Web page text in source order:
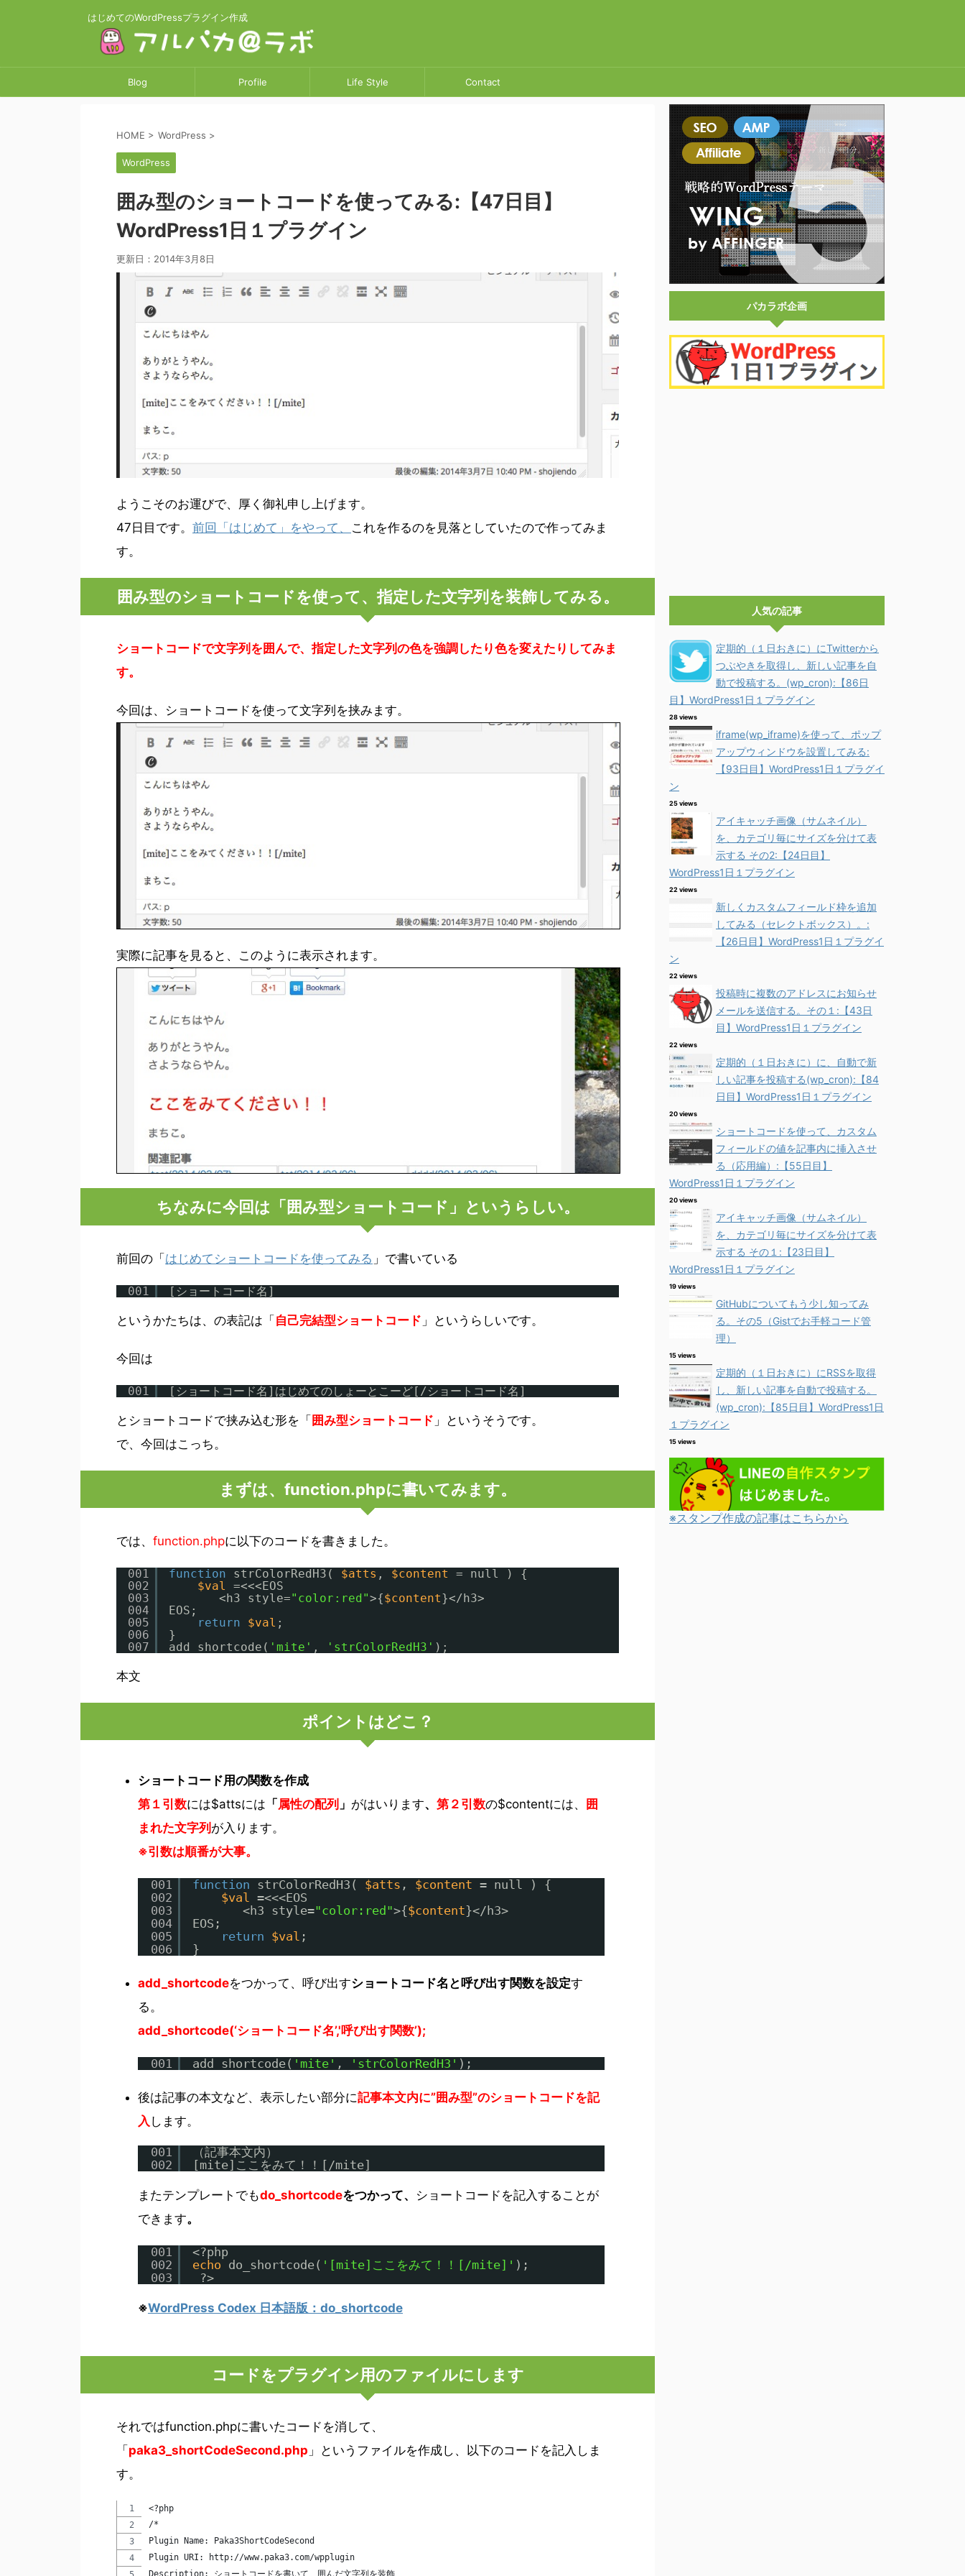
はじめてのWordPressプラグイン作成
Blog Profile Life Style Contact
HOME > WordPress >
WordPress
囲み型のショートコードを使ってみる:【47日目】
WordPress1日１プラグイン
更新日： 2014年3月8日
ようこそのお運びで、厚く御礼申し上げます。
47日目です。 前回「はじめて」をやって、 これを作るのを見落としていたので作ってみま
す。
囲み型のショートコードを使って、指定した文字列を装飾してみる。
ショートコードで文字列を囲んで、指定した文字列の色を強調したり色を変えたりしてみま
す。
今回は、ショートコードを使って文字列を挟みます。
実際に記事を見ると、このように表示されます。
ちなみに今回は「囲み型ショートコード」というらしい。
前回の「 はじめてショートコードを使ってみる 」で書いている
001 [ショートコード名]
というかたちは、の表記は「 自己完結型ショートコード 」というらしいです。
今回は
001 [ショートコード名]はじめてのしょーとこーど[/ショートコード名]
とショートコードで挟み込む形を「 囲み型ショートコード 」というそうです。
で、今回はこっち。
まずは、function.phpに書いてみます。
では、 function.phpに以下のコードを書きました。
001
002
003
004
005
006
007
function strColorRedH3( $atts , $content
= null ) {
$val
=<<<EOS
<h3 style="color:red">{$content}</h3>
EOS;
return
$val ;
}
add_shortcode( 'mite' , 'strColorRedH3' );
本文
ポイントはどこ？
ショートコード用の関数を作成
第１引数には$attsには 「 属性の配列 」 がはいります、 第２引数の$contentには、
囲
まれた文字列 が入ります。
※引数は順番が大事。
001
002
003
004
005
006
function strColorRedH3( $atts , $content = null ) {
$val =<<<EOS
<h3 style="color:red">{$content}</h3>
EOS;
return $val ;
}
add_shortcodeをつかって、呼び出すショートコード名と呼び出す関数を設定す
る。
add_shortcode(‘ショートコード名’,'呼び出す関数’);
001 add_shortcode( 'mite' , 'strColorRedH3' );
後は記事の本文など、表示したい部分に記事本文内に”囲み型”のショートコードを記
入 します。
001
002
（記事本文内）
[mite]ここをみて！！[/mite]
またテンプレートでもdo_shortcodeをつかって、 ショートコードを記入することが
できます。
001
002
003
<?php
echo do_shortcode( '[mite]ここをみて！！[/mite]' );
?>
※WordPress Codex 日本語版：do_shortcode
コードをプラグイン用のファイルにします
それではfunction.phpに書いたコードを消して、
「 paka3_shortCodeSecond.php 」というファイルを作成し、以下のコードを記入しま
す。
<?php
/*
Plugin Name: Paka3ShortCodeSecond
Plugin URI: http://www.paka3.com/wpplugin
パカラボ企画
人気の記事
定期的（１日おきに）にTwitterから
つぶやきを取得し、新しい記事を自
動で投稿する。(wp_cron):【86日
目】WordPress1日１プラグイン
28 views
iframe(wp_iframe)を使って、ポップ
アップウィンドウを設置してみる:
【93日目】WordPress1日１プラグイ
ン
25 views
アイキャッチ画像（サムネイル）
を、カテゴリ毎にサイズを分けて表
示する その2:【24日目】
WordPress1日１プラグイン
22 views
新しくカスタムフィールド枠を追加
してみる（セレクトボックス）。:
【26日目】WordPress1日１プラグイ
ン
22 views
投稿時に複数のアドレスにお知らせ
メールを送信する。その１:【43日
目】WordPress1日１プラグイン
22 views
定期的（１日おきに）に、自動で新
しい記事を投稿する(wp_cron):【84
日目】WordPress1日１プラグイン
20 views
ショートコードを使って、カスタム
フィールドの値を記事内に挿入させ
る（応用編）:【55日目】
WordPress1日１プラグイン
20 views
アイキャッチ画像（サムネイル）
を、カテゴリ毎にサイズを分けて表
示する その１:【23日目】
WordPress1日１プラグイン
19 views
GitHubについてもう少し知ってみ
る。その5（Gistでお手軽コード管
理）
15 views
定期的（１日おきに）にRSSを取得
し、新しい記事を自動で投稿する。
(wp_cron):【85日目】WordPress1日
１プラグイン
15 views
※スタンプ作成の記事はこちらから